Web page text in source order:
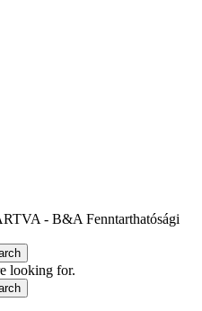
- B&A Fenntarthatósági
looking for.